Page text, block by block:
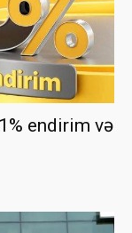
endirim və